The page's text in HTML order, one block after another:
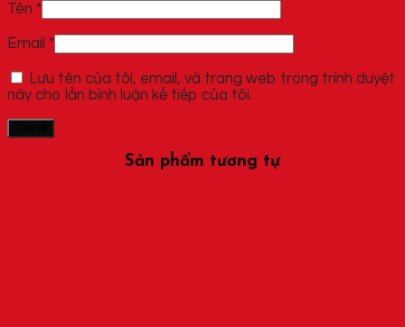
Tên *
Email *
Lưu tên của tôi, email, và trang web trong trình duyệt
này cho lần bình luận kế tiếp của tôi.
Sản phẩm tương tự